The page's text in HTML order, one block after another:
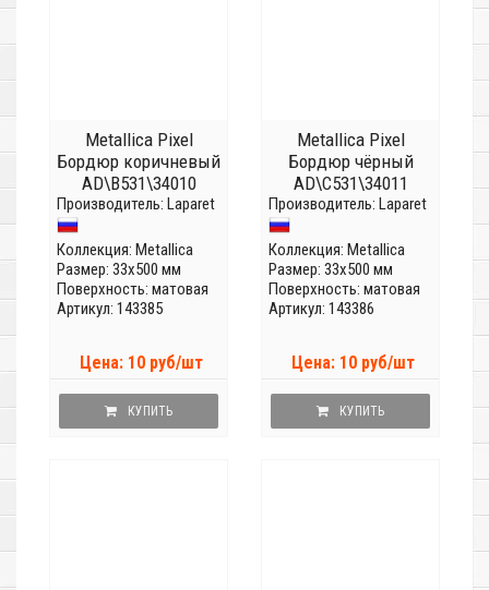
Metallica Pixel
Бордюр коричневый
AD\B531\34010
Производитель: Laparet
Коллекция: Metallica
Размер: 33x500 мм
Поверхность: матовая
Артикул: 143385
Цена: 10 руб/шт
КУПИТЬ
Metallica Pixel
Бордюр чёрный
AD\C531\34011
Производитель: Laparet
Коллекция: Metallica
Размер: 33x500 мм
Поверхность: матовая
Артикул: 143386
Цена: 10 руб/шт
КУПИТЬ